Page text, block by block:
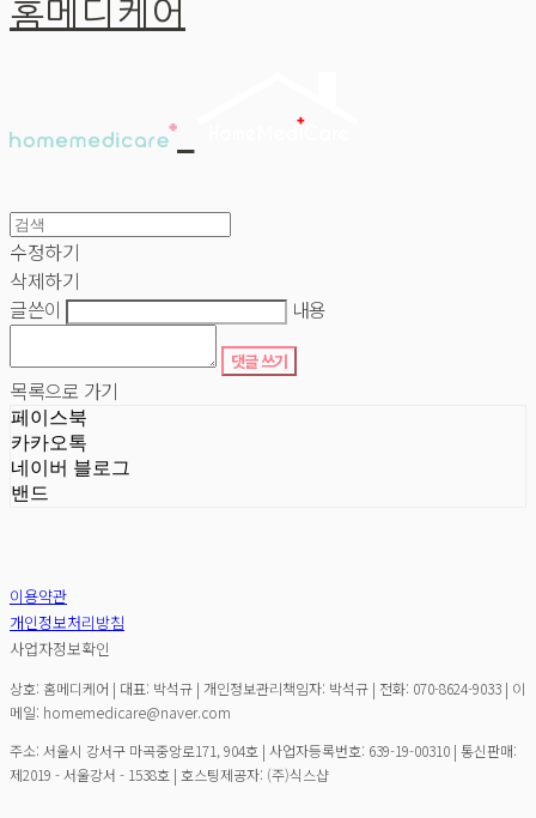
홈메디케어
수정하기
삭제하기
글쓴이
내용
댓글 쓰기
목록으로 가기
페이스북
카카오톡
네이버 블로그
밴드
이용약관
개인정보처리방침
사업자정보확인
상호: 홈메디케어 | 대표: 박석규 | 개인정보관리책임자: 박석규 | 전화: 070-8624-9033 | 이
메일: homemedicare@naver.com
주소: 서울시 강서구 마곡중앙로171, 904호 | 사업자등록번호: 639-19-00310 | 통신판매:
제2019 - 서울강서 - 1538호 | 호스팅제공자: (주)식스샵